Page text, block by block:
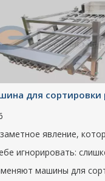
явление,
игнорировать:
машины для